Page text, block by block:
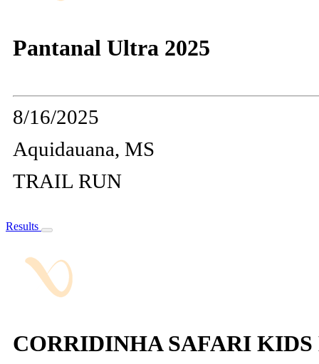
Pantanal Ultra 2025
8/16/2025
Aquidauana, MS
TRAIL RUN
Results
CORRIDINHA SAFARI KIDS